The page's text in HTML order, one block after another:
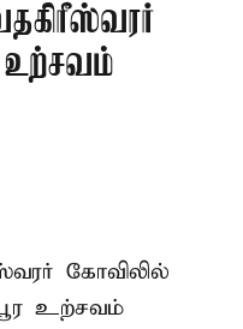
உற்சவம்
கோவிலில்
உற்சவம்